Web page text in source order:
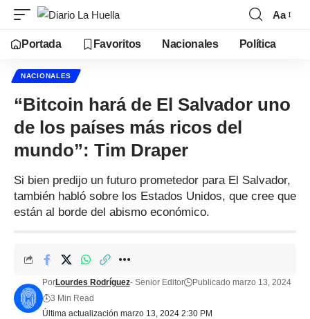
Aa
Portada Favoritos Nacionales Política
NACIONALES
“Bitcoin hará de El Salvador uno
de los países más ricos del
mundo”: Tim Draper
Si bien predijo un futuro prometedor para El Salvador,
también habló sobre los Estados Unidos, que cree que
están al borde del abismo económico.
Última actualización marzo 13, 2024 2:30 PM
PorLourdes Rodríguez- Senior Editor
Publicado marzo 13, 2024
3 Min Read